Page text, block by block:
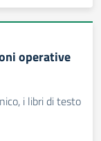
operative
i libri di testo